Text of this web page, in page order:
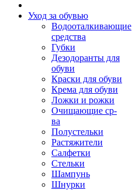
Уход за обувью
Водооталкивающие
средства
Губки
Дезодоранты для
обуви
Краски для обуви
Крема для обуви
Ложки и рожки
Очищающие ср-
ва
Полустельки
Растяжители
Салфетки
Стельки
Шампунь
Шнурки